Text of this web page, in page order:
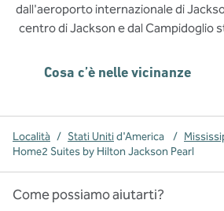
dall'aeroporto internazionale di
centro di Jackson e dal Campidoglio
Cosa c’è nelle vicinanze
Località / Stati Uniti d'America /
Home2 Suites by Hilton Jackson Pearl
Come possiamo aiutarti?